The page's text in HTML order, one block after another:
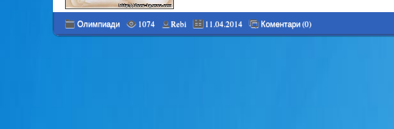
Олимпиади 1074 Rebi 11.04.2014 Коментари (0)